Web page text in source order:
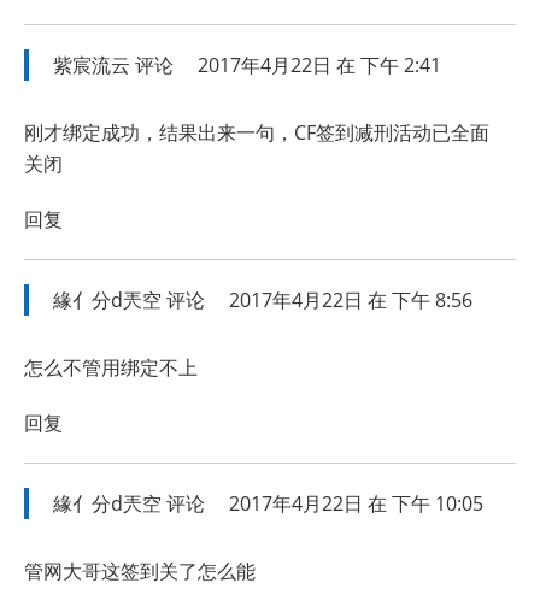
紫宸流云 评论 2017年4月22日 在 下午 2:41
刚才绑定成功，结果出来一句，CF签到减刑活动已全面
关闭
回复
緣亻分d兲空 评论 2017年4月22日 在 下午 8:56
怎么不管用绑定不上
回复
緣亻分d兲空 评论 2017年4月22日 在 下午 10:05
管网大哥这签到关了怎么能